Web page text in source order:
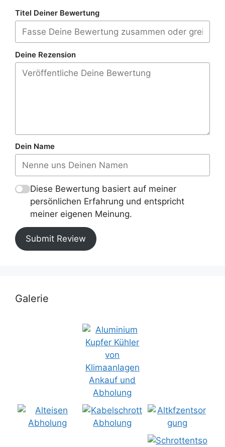
Titel Deiner Bewertung
Deine Rezension
Dein Name
Diese Bewertung basiert auf meiner
persönlichen Erfahrung und entspricht
meiner eigenen Meinung.
Submit Review
Galerie